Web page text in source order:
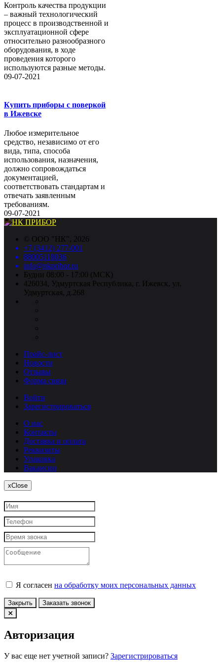
Контроль качества продукции
– важный технологический
процесс в производственной и
эксплуатационной сфере
относительно разнообразного
оборудования, в ходе
проведения которого
используются разные методы.
09-07-2021
Купить приборы с поверкой
в Ижевске
Любое измерительное
средство, независимо от его
вида, типа, способа
использования, назначения,
должно сопровождаться
документацией,
соответствовать стандартам и
отвечать заявленным
требованиям.
09-07-2021
© ООО "НК", 2026
+7 (3412) 277-001
88005118036
info@nkpribor.ru
Будни 08:00 - 17:00 (МСК)
426034, Удмуртская Республика, г. Ижевск, ул.
Удмуртская, д.268
Прайс-лист
Новости
Отзывы
Форма связи
Войти
Зарегистрироваться
О нас
Контакты
Доставка и оплата
Реквизиты
Упаковка
Вакансии
xClose
Я согласен на обработку моих персональных данных
Закрыть Заказать звонок
Авторизация
У вас еще нет учетной записи? Зарегистрироваться